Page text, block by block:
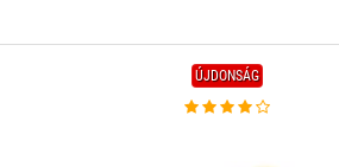
ÚJDONSÁG